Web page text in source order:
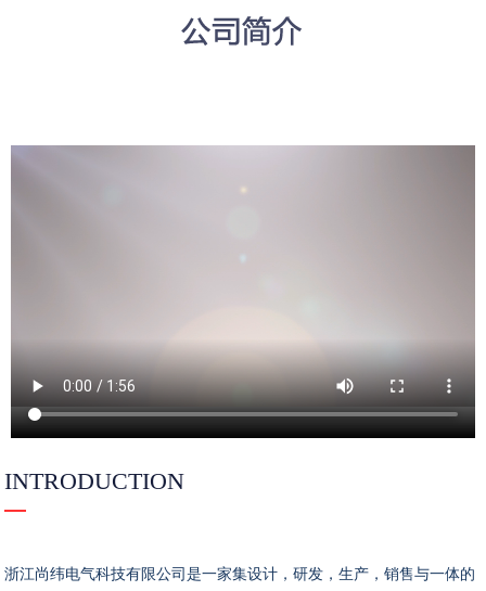
INTRODUCTION
浙江尚纬电气科技有限公司是一家集设计，研发，生产，销售与一体的